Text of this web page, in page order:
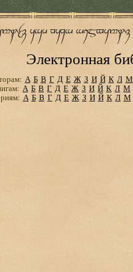
Электронная
А Б В Г Д Е Ж З И Й К Л М
А Б В Г Д Е Ж З И Й К Л М
А Б В Г Д Е Ж З И Й К Л М